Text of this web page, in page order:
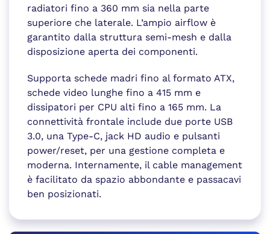
radiatori fino a 360 mm sia nella parte
superiore che laterale. L’ampio airflow è
garantito dalla struttura semi-mesh e dalla
disposizione aperta dei componenti.
Supporta schede madri fino al formato ATX,
schede video lunghe fino a 415 mm e
dissipatori per CPU alti fino a 165 mm. La
connettività frontale include due porte USB
3.0, una Type-C, jack HD audio e pulsanti
power/reset, per una gestione completa e
moderna. Internamente, il cable management
è facilitato da spazio abbondante e passacavi
ben posizionati.